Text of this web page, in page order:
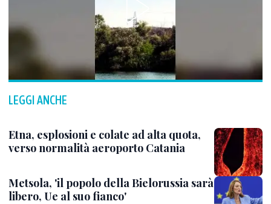
LEGGI ANCHE
Etna, esplosioni e colate ad alta quota,
verso normalità aeroporto Catania
Metsola, 'il popolo della Bielorussia sarà
libero, Ue al suo fianco'